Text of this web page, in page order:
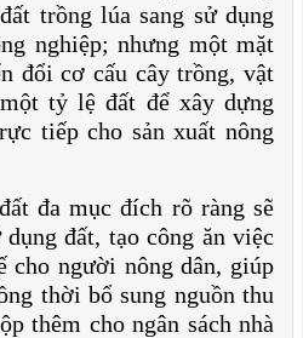
trồng lúa sang sử dụng
nghiệp; nhưng một mặt
đổi cơ cấu cây trồng, vật
tỷ lệ đất để xây dựng
tiếp cho sản xuất nông
đa mục đích rõ ràng sẽ
đất, tạo công ăn việc
cho người nông dân, giúp
thời bổ sung nguồn thu
thêm cho ngân sách nhà